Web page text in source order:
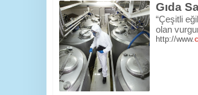
Gıda
“Çeşitli
olan
http://www.